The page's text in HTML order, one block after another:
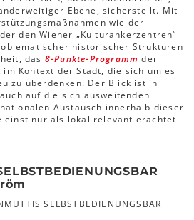
Ebene, sicherstellt. Mit
wie der
den Wiener „Kulturankerzentren“
historischer Strukturen
das 8-Punkte-Programm der
Kontext der Stadt, die sich um es
zu überdenken. Der Blick ist in
auf die sich ausweitenden
Austausch innerhalb dieser
einst nur als lokal relevant erachtet
SELBSTBEDIENUNGSBAR